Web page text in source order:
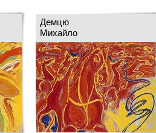
Демцю
Михайло